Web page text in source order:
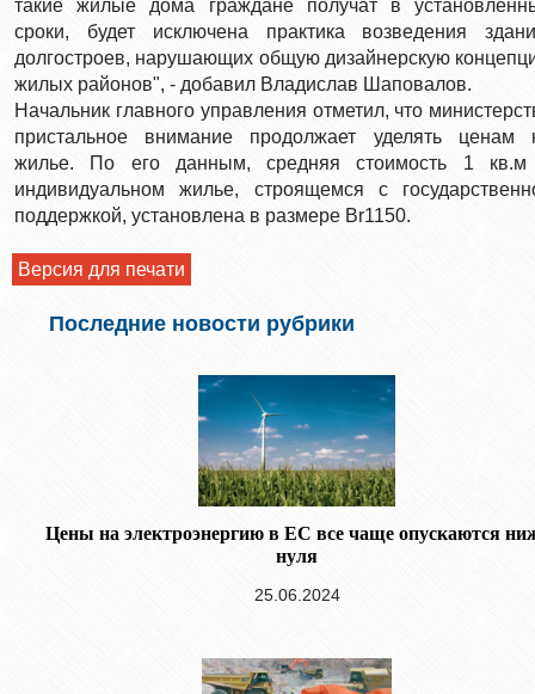
такие жилые дома граждане получат в
сроки, будет исключена практика возведения
долгостроев, нарушающих общую дизайнерскую
жилых районов", - добавил Владислав Шаповалов.
Начальник главного управления отметил, что
пристальное внимание продолжает уделять ценам
жилье. По его данным, средняя стоимость 1
индивидуальном жилье, строящемся с
поддержкой, установлена в размере Br1150.
Версия для печати
Последние новости рубрики
Цены на электроэнергию в ЕС все чаще опускаются
нуля
25.06.2024